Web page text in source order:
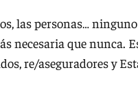
las personas…
necesaria que nunca.
re/aseguradores y